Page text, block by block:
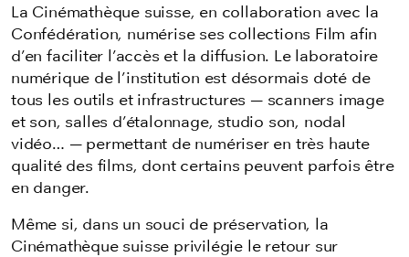
La Cinémathèque suisse, en collaboration avec la
Confédération, numérise ses collections Film afin
d’en faciliter l’accès et la diffusion. Le laboratoire
numérique de l’institution est désormais doté de
tous les outils et infrastructures — scanners image
et son, salles d’étalonnage, studio son, nodal
vidéo… — permettant de numériser en très haute
qualité des films, dont certains peuvent parfois être
en danger.
Même si, dans un souci de préservation, la
Cinémathèque suisse privilégie le retour sur